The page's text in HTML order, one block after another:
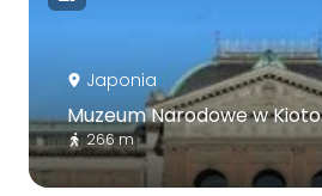
Japonia
Muzeum Narodowe w Kioto
266 m